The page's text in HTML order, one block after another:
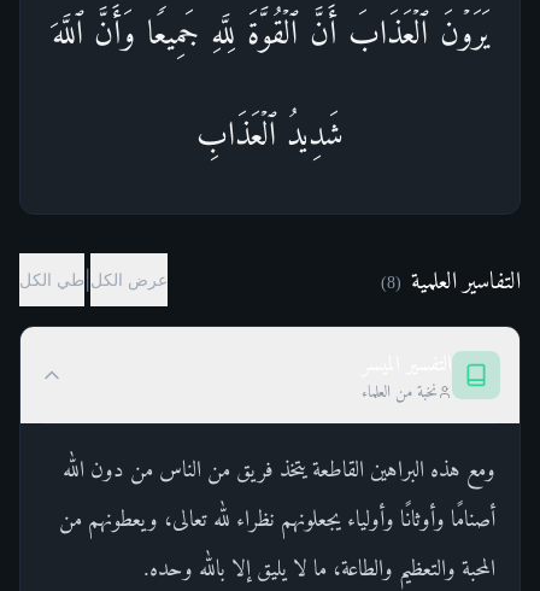
یَرَوۡنَ ٱلۡعَذَابَ أَنَّ ٱلۡقُوَّةَ لِلَّهِ جَمِیعࣰا وَأَنَّ ٱللَّهَ
شَدِیدُ ٱلۡعَذَابِ
التفاسير العلمية (
8
) عرض الكل طي الكل
نخبة من العلماء
ومع هذه البراهين القاطعة يتخذ فريق من الناس من دون الله
أصنامًا وأوثانًا وأولياء يجعلونهم نظراء لله تعالى، ويعطونهم من
المحبة والتعظيم والطاعة، ما لا يليق إلا بالله وحده.